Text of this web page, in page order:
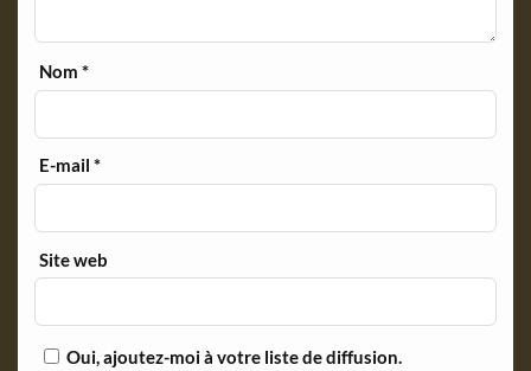
Nom*
E-mail*
Site web
Oui, ajoutez-moi à votre liste de diffusion.